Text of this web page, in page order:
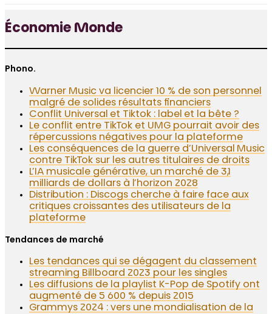
Économie Monde
Phono.
Warner Music va licencier 10 % de son personnel
malgré de solides résultats financiers
Conflit Universal et Tiktok : label et la bête ?
Le conflit entre TikTok et UMG pourrait avoir des
répercussions négatives pour la plateforme
Les conséquences de la guerre d’Universal Music
contre TikTok sur les autres titulaires de droits
L’IA musicale générative, un marché de 3,1
milliards de dollars à l’horizon 2028
Distribution : Discogs cherche à faire face aux
critiques croissantes des utilisateurs de la
plateforme
Tendances de marché
Les tendances qui se dégagent du classement
streaming Billboard 2023 pour les singles
Les diffusions de la playlist K-Pop de Spotify ont
augmenté de 5 600 % depuis 2015
Grammys 2024 : vers une mondialisation de la